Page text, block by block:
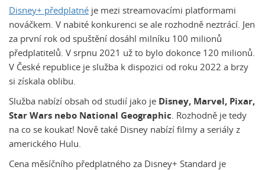
Disney+ předplatné je mezi streamovacími platformami
nováčkem. V nabité konkurenci se ale rozhodně neztrácí. Jen
za první rok od spuštění dosáhl milníku 100 milionů
předplatitelů. V srpnu 2021 už to bylo dokonce 120 milionů.
V České republice je služba k dispozici od roku 2022 a brzy
si získala oblibu.
Služba nabízí obsah od studií jako je Disney, Marvel, Pixar,
Star Wars nebo National Geographic. Rozhodně je tedy
na co se koukat! Nově také Disney nabízí filmy a seriály z
amerického Hulu.
Cena měsíčního předplatného za Disney+ Standard je